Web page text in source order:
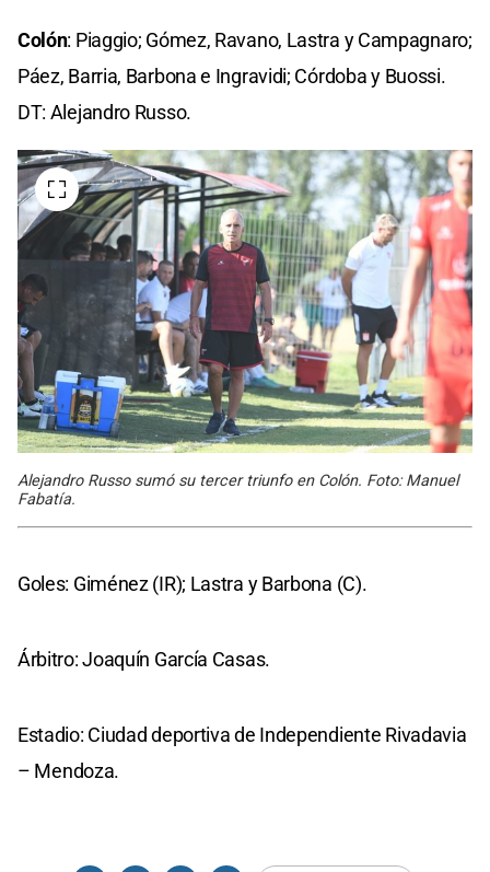
Colón: Piaggio; Gómez, Ravano, Lastra y Campagnaro;
Páez, Barria, Barbona e Ingravidi; Córdoba y Buossi.
DT: Alejandro Russo.
Alejandro Russo sumó su tercer triunfo en Colón. Foto: Manuel
Fabatía.
Goles: Giménez (IR); Lastra y Barbona (C).
Árbitro: Joaquín García Casas.
Estadio: Ciudad deportiva de Independiente Rivadavia
– Mendoza.